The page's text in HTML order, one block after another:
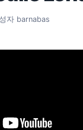
년 7월 15일
자 barnabas